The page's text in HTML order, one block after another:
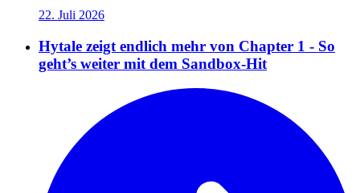
22. Juli 2026
Hytale zeigt endlich mehr von Chapter 1 - So
geht’s weiter mit dem Sandbox-Hit